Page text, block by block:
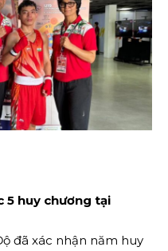
5 huy chương tại
đã xác nhận năm huy